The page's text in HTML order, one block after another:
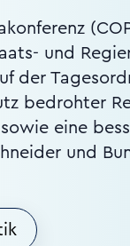
und
der
bedrohter
eine
und